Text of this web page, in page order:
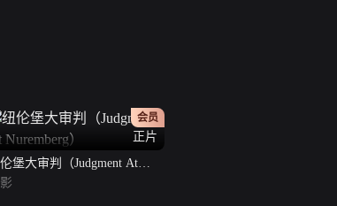
正片
会员
堡大审判（Judgment At
）